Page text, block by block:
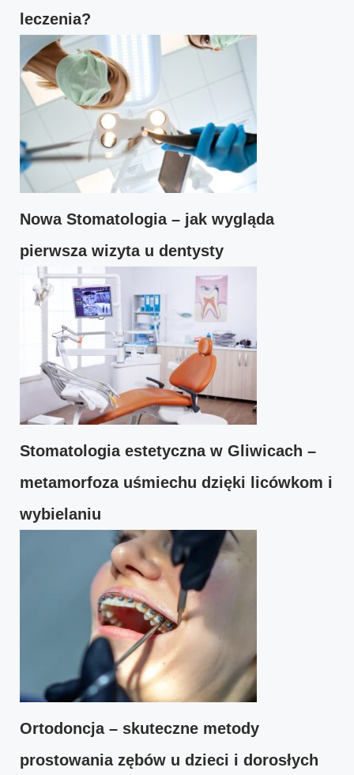
leczenia?
Nowa Stomatologia – jak wygląda
pierwsza wizyta u dentysty
Stomatologia estetyczna w Gliwicach –
metamorfoza uśmiechu dzięki licówkom i
wybielaniu
Ortodoncja – skuteczne metody
prostowania zębów u dzieci i dorosłych